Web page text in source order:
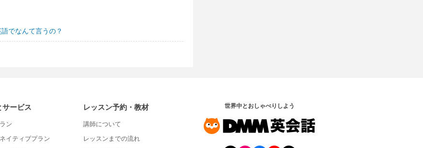
でなんて言うの？
サービス
ン
イティブプラン
レッスン予約・教材
講師について
レッスンまでの流れ
世界中とおしゃべりしよう